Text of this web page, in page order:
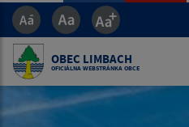
OBEC LIMBACH
OFICIÁLNA WEBSTRÁNKA OBCE